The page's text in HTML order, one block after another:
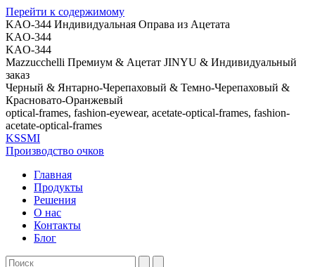
Перейти к содержимому
KAO-344 Индивидуальная Оправа из Ацетата
KAO-344
KAO-344
Mazzucchelli Премиум & Ацетат JINYU & Индивидуальный
заказ
Черный & Янтарно-Черепаховый & Темно-Черепаховый &
Красновато-Оранжевый
optical-frames, fashion-eyewear, acetate-optical-frames, fashion-
acetate-optical-frames
KSSMI
Производство очков
Главная
Продукты
Решения
О нас
Контакты
Блог